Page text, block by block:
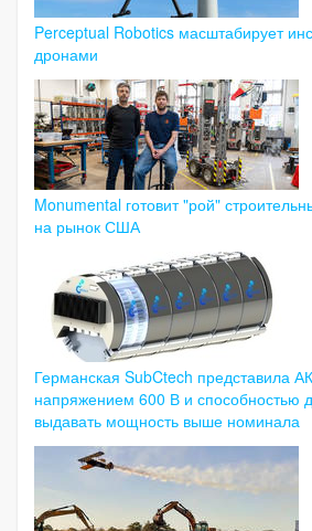
Perceptual Robotics масштабирует
дронами
Monumental готовит "рой"
на рынок США
Германская SubCtech представила
напряжением 600 В и способностью
выдавать мощность выше номинала